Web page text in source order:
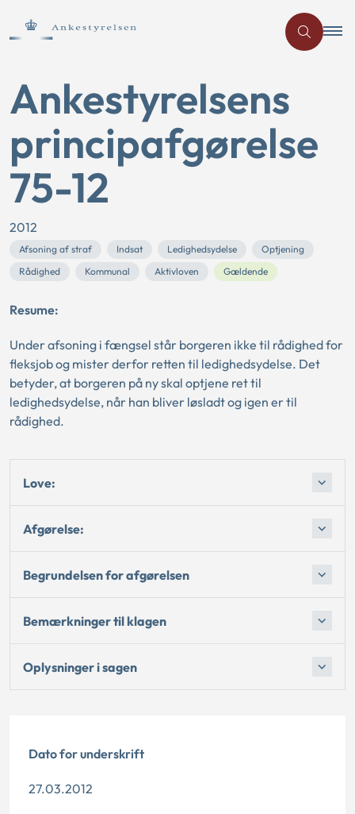
Ankestyrelsens
principafgørelse
75-12
2012
Afsoning af straf Indsat Ledighedsydelse
Optjening
Rådighed
Kommunal Aktivloven Gældende
Resume:
Under afsoning i fængsel står borgeren ikke til rådighed for
fleksjob og mister derfor retten til ledighedsydelse. Det
betyder, at borgeren på ny skal optjene ret til
ledighedsydelse, når han bliver løsladt og igen er til
rådighed.
Love:
Afgørelse:
Begrundelsen for afgørelsen
Bemærkninger til klagen
Oplysninger i sagen
Dato for underskrift
27.03.2012